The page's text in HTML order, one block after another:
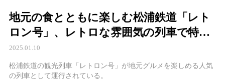
地元の食とともに楽しむ松浦鉄道「レト
ロン号」、レトロな雰囲気の列車で特別
な体験を提供する観光企画が大人気
2025.01.10
松浦鉄道の観光列車「レトロン号」が地元グルメを楽しめる人気
の列車として運行されている。